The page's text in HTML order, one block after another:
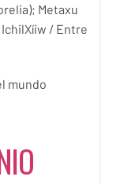
Metaxu
IchilXíiw / Entre
mundo